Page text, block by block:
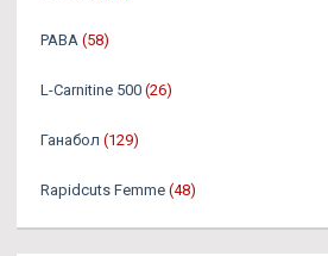
PABA (58)
L-Carnitine 500 (26)
Ганабол (129)
Rapidcuts Femme (48)